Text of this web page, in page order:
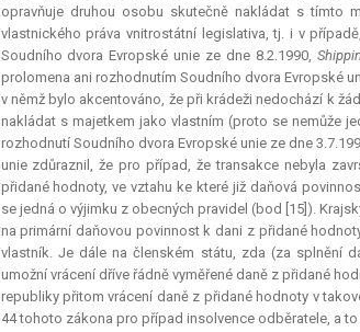
opravňuje druhou osobu skutečně nakládat s tímto
vlastnického práva vnitrostátní legislativa, tj. i v
Soudního dvora Evropské unie ze dne 8.2.1990,
prolomena ani rozhodnutím Soudního dvora Evropské
v němž bylo akcentováno, že při krádeži nedochází k
nakládat s majetkem jako vlastním (proto se nemůže
rozhodnutí Soudního dvora Evropské unie ze dne
unie zdůraznil, že pro případ, že transakce nebyla
přidané hodnoty, ve vztahu ke které již daňová
se jedná o výjimku z obecných pravidel (bod [15]).
na primární daňovou povinnost k dani z přidané
vlastník. Je dále na členském státu, zda (za splnění
umožní vrácení dříve řádně vyměřené daně z přidané
republiky přitom vrácení daně z přidané hodnoty v
44 tohoto zákona pro případ insolvence odběratele, a